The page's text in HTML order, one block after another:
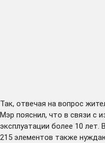
Так, отвечая на вопрос
Мэр пояснил, что в связи с
эксплуатации более 10
215 элементов также